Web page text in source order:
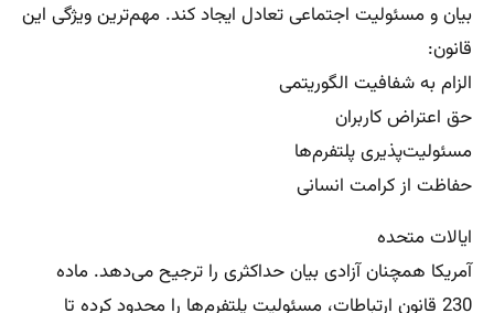
بیان و مسئولیت اجتماعی تعادل ایجاد کند. مهم‌ترین ویژگی این
قانون:
الزام به شفافیت الگوریتمی
حق اعتراض کاربران
مسئولیت‌پذیری پلتفرم‌ها
حفاظت از کرامت انسانی
ایالات متحده
آمریکا همچنان آزادی بیان حداکثری را ترجیح می‌دهد. ماده
230 قانون ارتباطات، مسئولیت پلتفرم‌ها را محدود کرده تا